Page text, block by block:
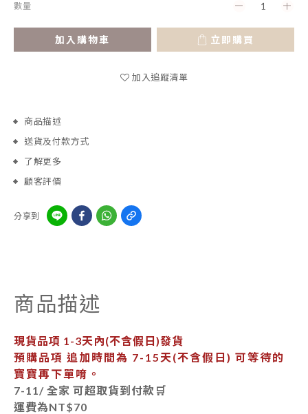
數量
加入購物車 立即購買
加入追蹤清單
商品描述
送貨及付款方式
了解更多
顧客評價
分享到
商品描述
現貨品項 1-3天內(不含假日)發貨
預購品項 追加時間為 7-15天 (不含假日) 可等待的
寶寶再下單唷。
7-11/ 全家 可超取貨到付款🛒
運費為NT$70